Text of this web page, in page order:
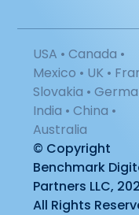
USA • Canada •
Mexico • UK •
Slovakia •
India • China •
Australia
© Copyright
Benchmark
Partners LLC,
All Rights